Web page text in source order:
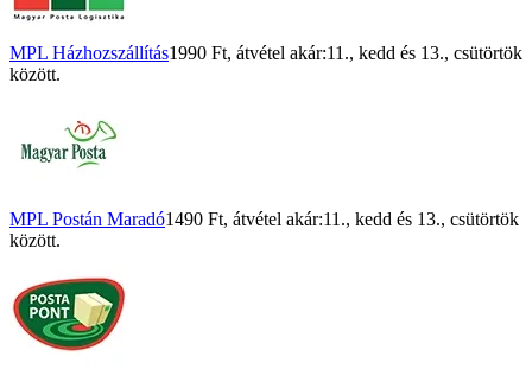
MPL Házhozszállítás1990 Ft, átvétel akár:11., kedd és 13., csütörtök
között.
MPL Postán Maradó1490 Ft, átvétel akár:11., kedd és 13., csütörtök
között.